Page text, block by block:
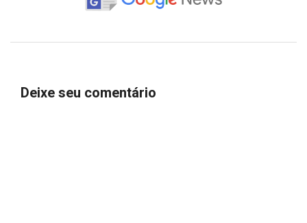
Deixe seu comentário